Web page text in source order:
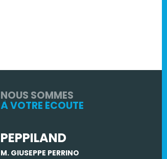
NOUS SOMMES
À VOTRE ÉCOUTE
PEPPILAND
M. GIUSEPPE PERRINO